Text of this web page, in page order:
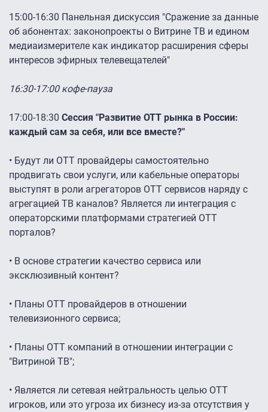
15:00-16:30 Панельная дискуссия "Сражение за данные
об абонентах: законопроекты о Витрине ТВ и едином
медиаизмерителе как индикатор расширения сферы
интересов эфирных телевещателей"
16:30-17:00 кофе-пауза
17:00-18:30 Сессия "Развитие ОТТ рынка в России:
каждый сам за себя, или все вместе?"
• Будут ли ОТТ провайдеры самостоятельно
продвигать свои услуги, или кабельные операторы
выступят в роли агрегаторов ОТТ сервисов наряду с
агрегацией ТВ каналов? Является ли интеграция с
операторскими платформами стратегией ОТТ
порталов?
• В основе стратегии качество сервиса или
эксклюзивный контент?
• Планы ОТТ провайдеров в отношении
телевизионного сервиса;
• Планы ОТТ компаний в отношении интеграции с
"Витриной ТВ";
• Является ли сетевая нейтральность целью ОТТ
игроков, или это угроза их бизнесу из-за отсутствия у